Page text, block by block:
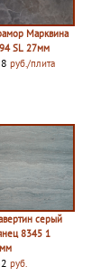
Марквина
SL 27мм
руб./плита
серый
8345 1
руб.